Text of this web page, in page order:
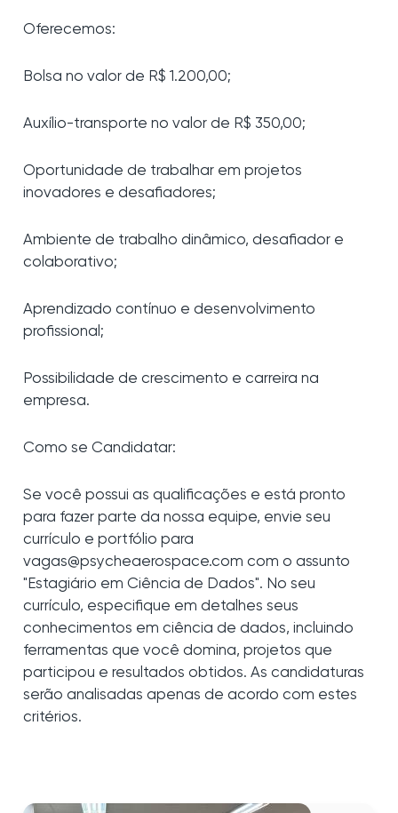
Oferecemos:
Bolsa no valor de R$ 1.200,00;
Auxílio-transporte no valor de R$ 350,00;
Oportunidade de trabalhar em projetos
inovadores e desafiadores;
Ambiente de trabalho dinâmico, desafiador e
colaborativo;
Aprendizado contínuo e desenvolvimento
profissional;
Possibilidade de crescimento e carreira na
empresa.
Como se Candidatar:
Se você possui as qualificações e está pronto
para fazer parte da nossa equipe, envie seu
currículo e portfólio para
vagas@psycheaerospace.com com o assunto
"Estagiário em Ciência de Dados". No seu
currículo, especifique em detalhes seus
conhecimentos em ciência de dados, incluindo
ferramentas que você domina, projetos que
participou e resultados obtidos. As candidaturas
serão analisadas apenas de acordo com estes
critérios.